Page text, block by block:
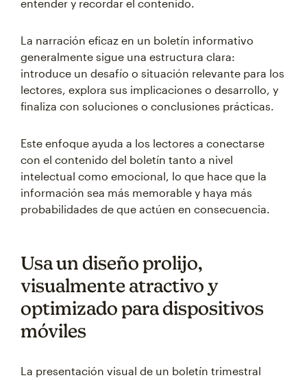
entender y recordar el contenido.
La narración eficaz en un boletín informativo
generalmente sigue una estructura clara:
introduce un desafío o situación relevante para los
lectores, explora sus implicaciones o desarrollo, y
finaliza con soluciones o conclusiones prácticas.
Este enfoque ayuda a los lectores a conectarse
con el contenido del boletín tanto a nivel
intelectual como emocional, lo que hace que la
información sea más memorable y haya más
probabilidades de que actúen en consecuencia.
Usa un diseño prolijo,
visualmente atractivo y
optimizado para dispositivos
móviles
La presentación visual de un boletín trimestral